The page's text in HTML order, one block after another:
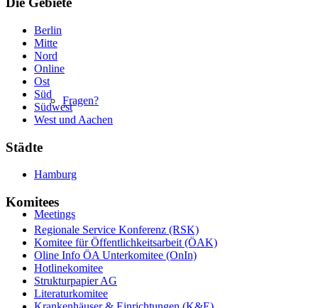
Fragen?
Meetings
Berlin
Mitte
Nord
Online
Ost
Süd
Südwest
West und Aachen
Städte
Hamburg
Komitees
Regionale Service Konferenz (RSK)
Komitee für Öffentlichkeitsarbeit (ÖAK)
Oline Info ÖA Unterkomitee (OnIn)
Hotlinekomitee
Strukturpapier AG
Literaturkomitee